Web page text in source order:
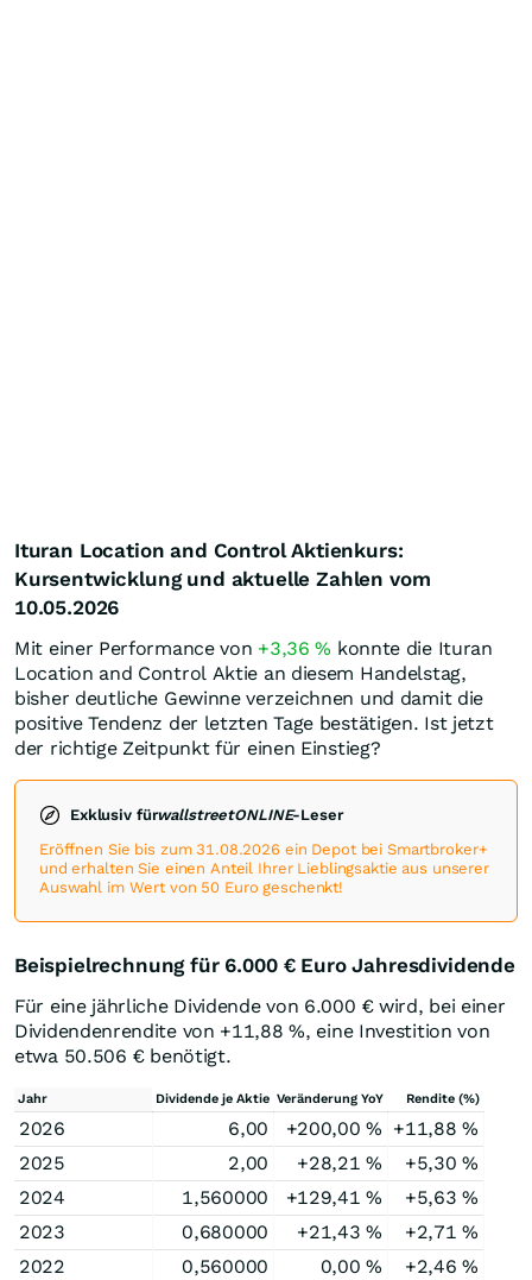
Ituran Location and Control Aktienkurs:
Kursentwicklung und aktuelle Zahlen vom
10.05.2026
Mit einer Performance von +3,36% konnte die Ituran
Location and Control Aktie an diesem Handelstag,
bisher deutliche Gewinne verzeichnen und damit die
positive Tendenz der letzten Tage bestätigen. Ist jetzt
der richtige Zeitpunkt für einen Einstieg?
Exklusiv fürwallstreetONLINE-Leser
Eröffnen Sie bis zum 31.08.2026 ein Depot bei Smartbroker+
und erhalten Sie einen Anteil Ihrer Lieblingsaktie aus unserer
Auswahl im Wert von 50 Euro geschenkt!
Beispielrechnung für 6.000 €Euro Jahresdividende
Für eine jährliche Dividende von 6.000 €wird, bei einer
Dividendenrendite von +11,88%, eine Investition von
etwa 50.506 €benötigt.
Jahr Dividende je Aktie Veränderung YoY Rendite (%)
2026 6,00 +200,00% +11,88%
2025
2,00 +28,21% +5,30%
2024
1,560000 +129,41% +5,63%
2023
0,680000 +21,43% +2,71%
2022
0,560000 0,00% +2,46%